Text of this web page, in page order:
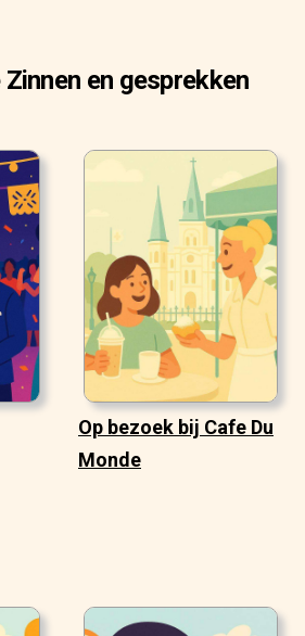
en gesprekken
Op bezoek bij Cafe Du
Monde